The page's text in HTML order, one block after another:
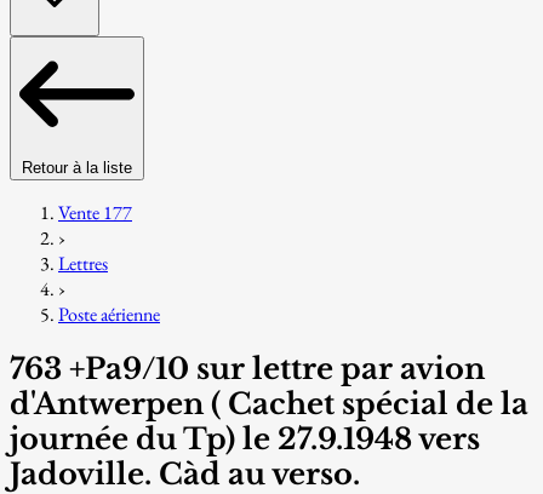
Retour à la liste
Vente 177
›
Lettres
›
Poste aérienne
763 +Pa9/10 sur lettre par avion
d'Antwerpen ( Cachet spécial de la
journée du Tp) le 27.9.1948 vers
Jadoville. Càd au verso.